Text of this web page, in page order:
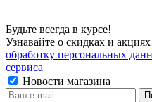
Будьте всегда в курсе!
Узнавайте о скидках и
обработку персональных
сервиса
Новости магазина